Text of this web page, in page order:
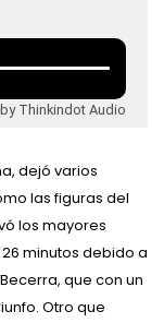
Thinkindot Audio
dejó varios
las figuras del
los mayores
minutos debido a
que con un
Otro que